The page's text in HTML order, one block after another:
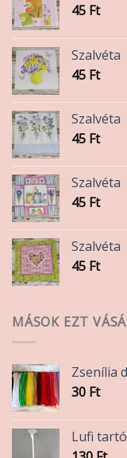
45 Ft
Szalvéta
45 Ft
Szalvéta
45 Ft
Szalvéta
45 Ft
Szalvéta
45 Ft
MÁSOK EZT
Zsenília
30 Ft
Lufi